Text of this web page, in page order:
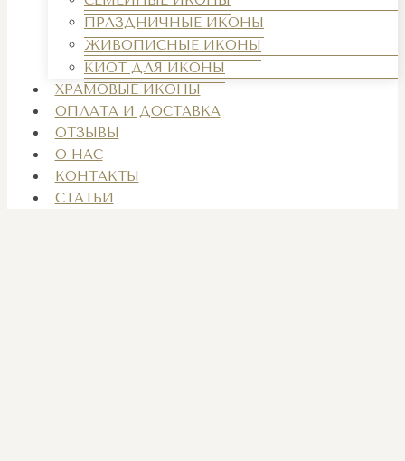
ПРАЗДНИЧНЫЕ ИКОНЫ
ЖИВОПИСНЫЕ ИКОНЫ
КИОТ ДЛЯ ИКОНЫ
ХРАМОВЫЕ ИКОНЫ
ОПЛАТА И ДОСТАВКА
ОТЗЫВЫ
О НАС
КОНТАКТЫ
СТАТЬИ